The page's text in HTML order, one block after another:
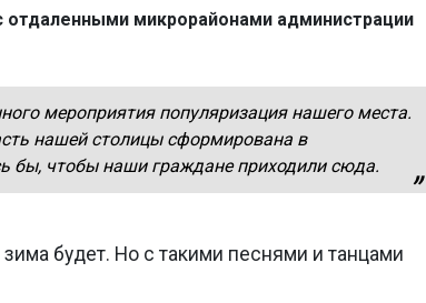
отдаленными микрорайонами администрации
мероприятия популяризация нашего места.
нашей столицы сформирована в
бы, чтобы наши граждане приходили сюда.
будет. Но с такими песнями и танцами